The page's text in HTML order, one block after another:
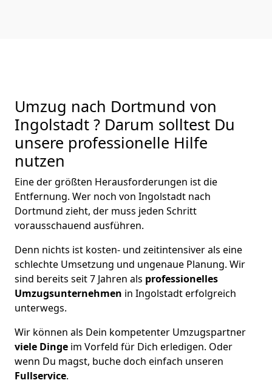
Umzug nach Dortmund von
Ingolstadt ? Darum solltest Du
unsere professionelle Hilfe
nutzen
Eine der größten Herausforderungen ist die
Entfernung. Wer noch von Ingolstadt nach
Dortmund zieht, der muss jeden Schritt
vorausschauend ausführen.
Denn nichts ist kosten- und zeitintensiver als eine
schlechte Umsetzung und ungenaue Planung. Wir
sind bereits seit 7 Jahren als professionelles
Umzugsunternehmen in Ingolstadt erfolgreich
unterwegs.
Wir können als Dein kompetenter Umzugspartner
viele Dinge im Vorfeld für Dich erledigen. Oder
wenn Du magst, buche doch einfach unseren
Fullservice.